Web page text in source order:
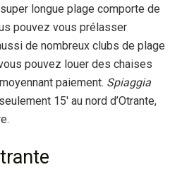
longue plage comporte de
pouvez vous prélasser
de nombreux clubs de plage
pouvez louer des chaises
paiement. Spiaggia
15′ au nord d’Otrante,